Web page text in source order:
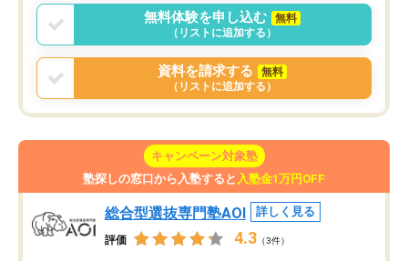
無料体験を申し込む
無料
（リストに追加する）
資料を請求する
無料
（リストに追加する）
キャンペーン対象塾
塾探しの窓口から入塾すると 入塾金1万円OFF
総合型選抜専門塾AOI 詳しく見る
評価 4.3 （3件）